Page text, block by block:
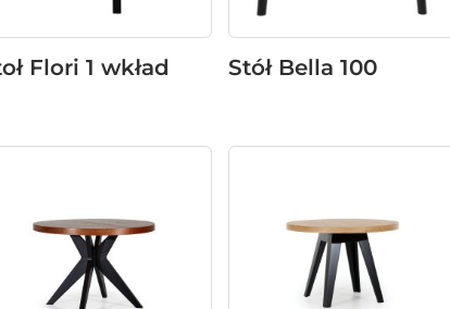
Flori 1 wkład Stół Bella 100